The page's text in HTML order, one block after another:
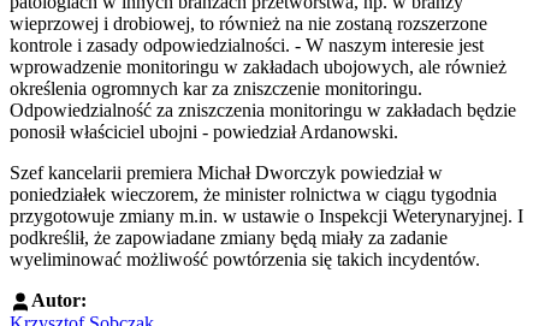
wieprzowej i drobiowej, to również na nie zostaną rozszerzone
kontrole i zasady odpowiedzialności. - W naszym interesie jest
wprowadzenie monitoringu w zakładach ubojowych, ale również
określenia ogromnych kar za zniszczenie monitoringu.
Odpowiedzialność za zniszczenia monitoringu w zakładach będzie
ponosił właściciel ubojni - powiedział Ardanowski.
Szef kancelarii premiera Michał Dworczyk powiedział w
poniedziałek wieczorem, że minister rolnictwa w ciągu tygodnia
przygotowuje zmiany m.in. w ustawie o Inspekcji Weterynaryjnej. I
podkreślił, że zapowiadane zmiany będą miały za zadanie
wyeliminować możliwość powtórzenia się takich incydentów.
Autor: